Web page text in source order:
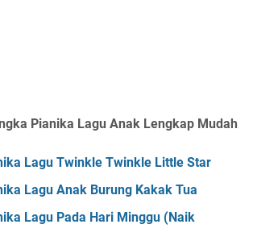
Pianika Lagu Anak Lengkap Mudah
Lagu Twinkle Twinkle Little Star
Lagu Anak Burung Kakak Tua
Lagu Pada Hari Minggu (Naik